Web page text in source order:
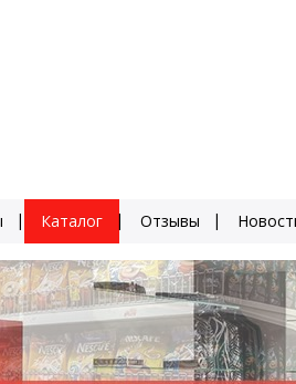
Каталог Отзывы